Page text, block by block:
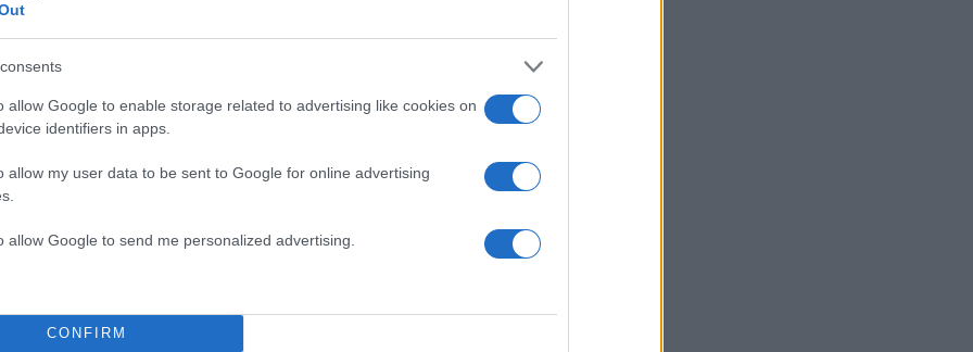
allow Google to enable storage related to advertising like cookies on
identifiers in apps.
allow my user data to be sent to Google for online advertising
allow Google to send me personalized advertising.
CONFIRM